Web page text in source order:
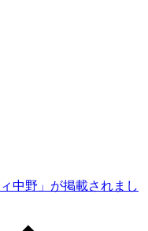
中野」が掲載されまし